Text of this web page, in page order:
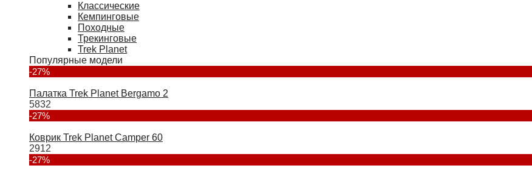
Классические
Кемпинговые
Походные
Трекинговые
Trek Planet
Популярные модели
-27%
Палатка Trek Planet Bergamo 2
5832
-27%
Коврик Trek Planet Camper 60
2912
-27%